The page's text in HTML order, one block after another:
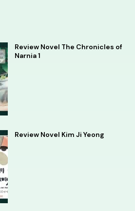
Review Novel The Chronicles of
Narnia 1
Review Novel Kim Ji Yeong